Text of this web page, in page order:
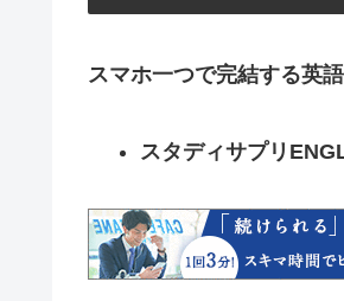
スマホ一つで完結する英
スタディサプリ